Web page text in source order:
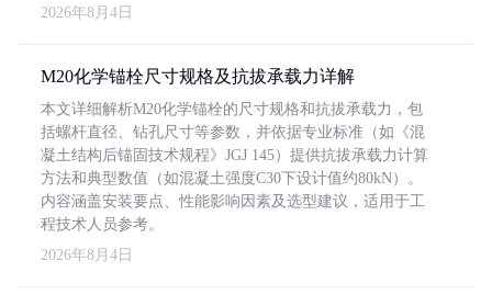
2026年8月4日
M20化学锚栓尺寸规格及抗拔承载力详解
本文详细解析M20化学锚栓的尺寸规格和抗拔承载力，包
括螺杆直径、钻孔尺寸等参数，并依据专业标准（如《混
凝土结构后锚固技术规程》JGJ 145）提供抗拔承载力计算
方法和典型数值（如混凝土强度C30下设计值约80kN）。
内容涵盖安装要点、性能影响因素及选型建议，适用于工
程技术人员参考。
2026年8月4日